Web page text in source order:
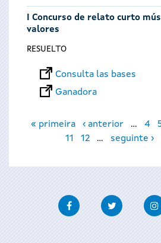
I Concurso de relato curto
valores
RESUELTO
Consulta las bases
Ganadora
Páginas
« primeira ‹ anterior … 4
11
12 … seguinte ›
FacebookTwitter